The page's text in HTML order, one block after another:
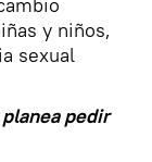
y niños,
sexual
pedir